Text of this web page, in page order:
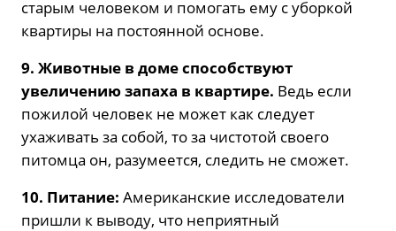
старым человеком и помогать ему с уборкой
квартиры на постоянной основе.
9. Животные в доме способствуют
увеличению запаха в квартире. Ведь если
пожилой человек не может как следует
ухаживать за собой, то за чистотой своего
питомца он, разумеется, следить не сможет.
10. Питание: Американские исследователи
пришли к выводу, что неприятный